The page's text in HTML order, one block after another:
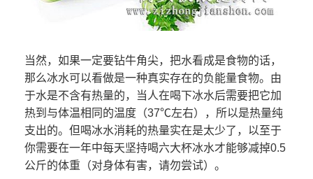
当然，如果一定要钻牛角尖，把水看成是食物的话，
那么冰水可以看做是一种真实存在的负能量食物。由
于水是不含有热量的，当人在喝下冰水后需要把它加
热到与体温相同的温度（37℃左右），所以是热量纯
支出的。但喝冰水消耗的热量实在是太少了，以至于
你需要在一年中每天坚持喝六大杯冰水才能够减掉0.5
公斤的体重（对身体有害，请勿尝试）。